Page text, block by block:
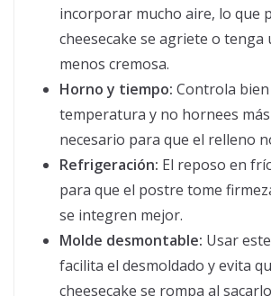
incorporar mucho aire, lo que
cheesecake se agriete o tenga
menos cremosa.
Horno y tiempo: Controla bien
temperatura y no hornees
necesario para que el relleno
Refrigeración: El reposo en
para que el postre tome
se integren mejor.
Molde desmontable: Usar
facilita el desmoldado y evita
cheesecake se rompa al